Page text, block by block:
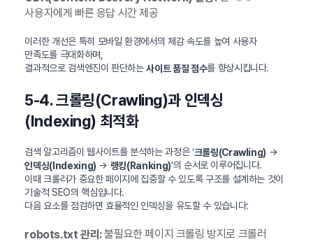
사용자에게 빠른 응답 시간 제공
이러한 개선은 특히 모바일 환경에서의 체감 속도를 높여 사용자
만족도를 극대화하며,
결과적으로 검색엔진이 판단하는사이트 품질 점수를 향상시킵니다.
5-4. 크롤링(Crawling)과 인덱싱
(Indexing) 최적화
검색 알고리즘이 웹사이트를 분석하는 과정은 ‘크롤링(Crawling) →
인덱싱(Indexing) → 랭킹(Ranking)’의 순서로 이루어집니다.
이때 크롤러가 중요한 페이지에 집중할 수 있도록 구조를 설계하는 것이
기술적 SEO의 핵심입니다.
다음 요소를 점검하면 효율적인 인덱싱을 유도할 수 있습니다:
robots.txt 관리:불필요한 페이지 크롤링 방지로 크롤러